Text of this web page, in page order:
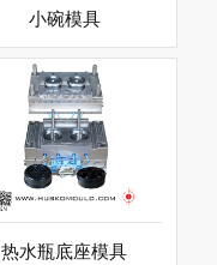
小碗模具
热水瓶底座模具